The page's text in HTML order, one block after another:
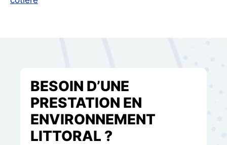
BESOIN D’UNE
PRESTATION EN
ENVIRONNEMENT
LITTORAL ?